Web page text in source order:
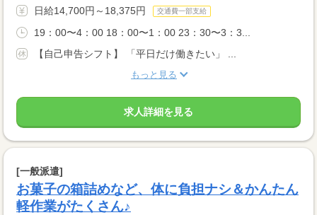
日給14,700円～18,375円 交通費一部支給
19：00〜4：00 18：00〜1：00 23：30〜3：3...
【自己申告シフト】 「平日だけ働きたい」 ...
もっと見る
求人詳細を見る
[一般派遣]
お菓子の箱詰めなど、体に負担ナシ＆かんたん
軽作業がたくさん♪